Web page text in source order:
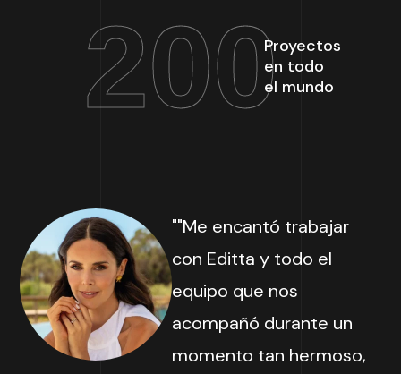
200Proyectos
en todo
el mundo
""Me encantó trabajar
con Editta y todo el
equipo que nos
acompañó durante un
momento tan hermoso,